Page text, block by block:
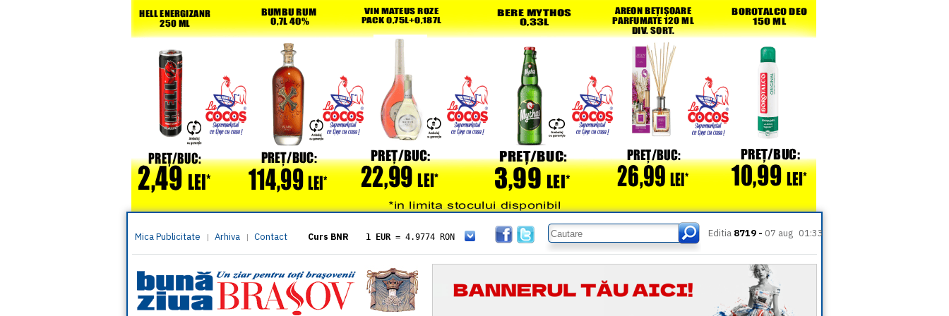
Mica Publicitate | Arhiva | Contact Curs BNR 1 EUR = 4.9774 RON
= 5.8304 RON
1 XAU= 464.4611 RON
1 AED= 1.1933 RON
1 AUD= 2.7957 RON
1 BGN= 2.5449 RON
Editia 8719 - 07 aug 01:33